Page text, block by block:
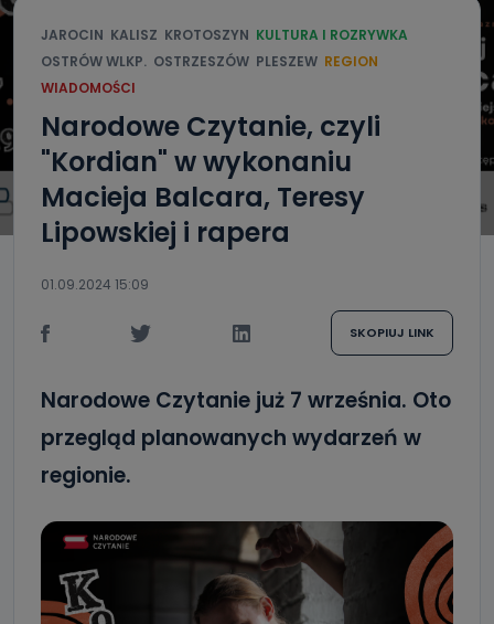
JAROCIN KALISZ KROTOSZYN KULTURA I ROZRYWKA
OSTRÓW WLKP. OSTRZESZÓW PLESZEW REGION
WIADOMOŚCI
Narodowe Czytanie, czyli
"Kordian" w wykonaniu
Macieja Balcara, Teresy
Lipowskiej i rapera
01.09.2024 15:09
SKOPIUJ LINK
Narodowe Czytanie już 7 września. Oto
przegląd planowanych wydarzeń w
regionie.